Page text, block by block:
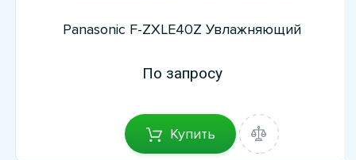
Panasonic F-ZXLE40Z Увлажняющий
По запросу
Купить